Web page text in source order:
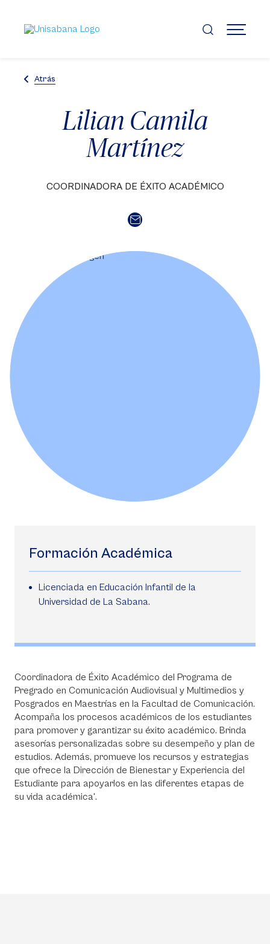
contenido
principal
MENÚ
Atrás
Lilian Camila
Martínez
COORDINADORA DE ÉXITO ACADÉMICO
Formación Académica
Licenciada en Educación Infantil de la
Universidad de La Sabana.
Coordinadora de Éxito Académico del Programa de
Pregrado en Comunicación Audiovisual y Multimedios y
Posgrados en Maestrías en la Facultad de Comunicación.
Acompaña los procesos académicos de los estudiantes
para promover y garantizar su éxito académico. Brinda
asesorías personalizadas sobre su desempeño y plan de
estudios. Además, promueve los recursos y estrategias
que ofrece la Dirección de Bienestar y Experiencia del
Estudiante para apoyarlos en las diferentes etapas de
su vida académica'.